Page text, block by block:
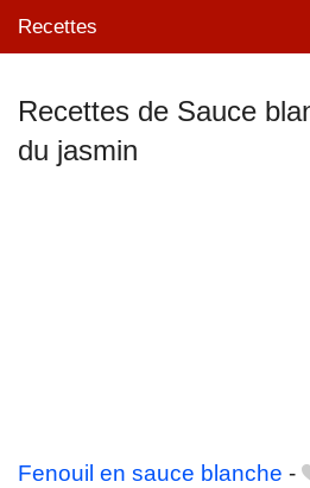
Recettes
Mes blogs préférés
Recettes de Sauce
du jasmin
Fenouil en sauce blanche -